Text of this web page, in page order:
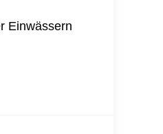
Einwässern